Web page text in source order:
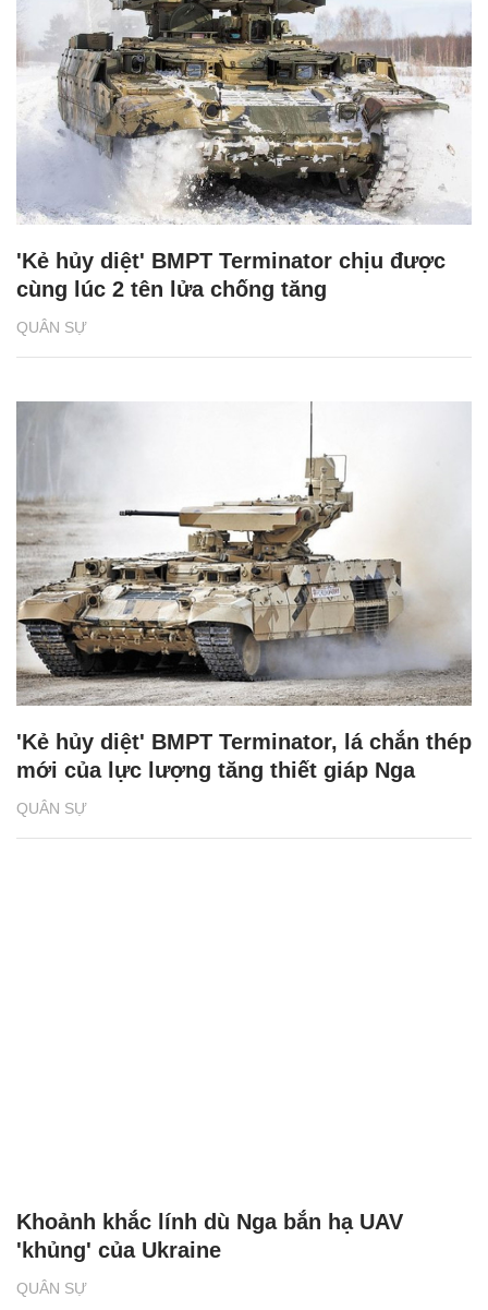
QUÂN SỰ
'Kẻ hủy diệt' BMPT Terminator chịu được
cùng lúc 2 tên lửa chống tăng
QUÂN SỰ
'Kẻ hủy diệt' BMPT Terminator, lá chắn thép
mới của lực lượng tăng thiết giáp Nga
QUÂN SỰ
Khoảnh khắc lính dù Nga bắn hạ UAV
'khủng' của Ukraine